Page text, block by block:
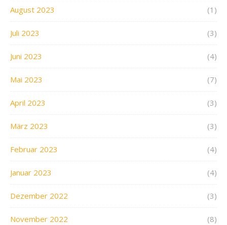
August 2023 (1)
Juli 2023 (3)
Juni 2023 (4)
Mai 2023 (7)
April 2023 (3)
März 2023 (3)
Februar 2023 (4)
Januar 2023 (4)
Dezember 2022 (3)
November 2022 (8)